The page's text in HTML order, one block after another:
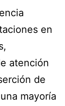
en
atención
de
mayoría